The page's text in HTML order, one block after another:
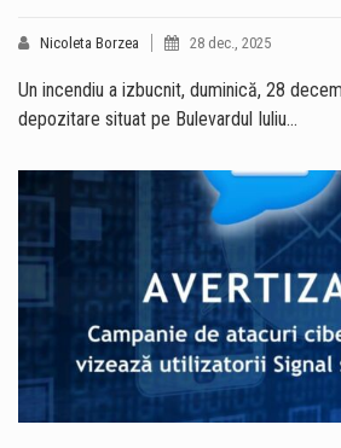
Nicoleta Borzea 28 dec., 2025
Un incendiu a izbucnit, duminică, 28
depozitare situat pe Bulevardul Iuliu…